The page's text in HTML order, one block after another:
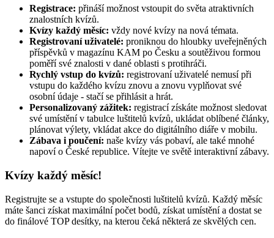
Registrace: přináší možnost vstoupit do světa atraktivních
znalostních kvízů.
Kvízy každý měsíc: vždy nové kvízy na nová témata.
Registrovaní uživatelé: proniknou do hloubky uveřejněných
příspěvků v magazínu KAM po Česku a soutěživou formou
poměří své znalosti v dané oblasti s protihráči.
Rychlý vstup do kvízů: registrovaní uživatelé nemusí při
vstupu do každého kvízu znovu a znovu vyplňovat své
osobní údaje - stačí se přihlásit a hrát.
Personalizovaný zážitek: registrací získáte možnost sledovat
své umístění v tabulce luštitelů kvízů, ukládat oblíbené články,
plánovat výlety, vkládat akce do digitálního diáře v mobilu.
Zábava i poučení: naše kvízy vás pobaví, ale také mnohé
napoví o České republice. Vítejte ve světě interaktivní zábavy.
Kvízy každý měsíc!
Registrujte se a vstupte do společnosti luštitelů kvízů. Každý měsíc
máte šanci získat maximální počet bodů, získat umístění a dostat se
do finálové TOP desítky, na kterou čeká některá ze skvělých cen.